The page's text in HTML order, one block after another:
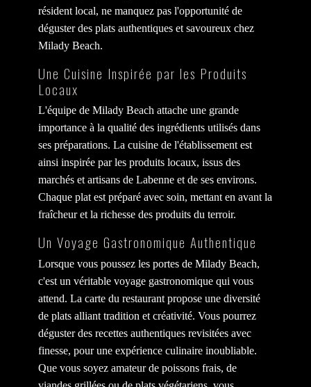
résident local, ne manquez pas l'opportunité de
déguster des plats authentiques et savoureux chez
Milady Beach.
Une Cuisine Inspirée par les Produits
Locaux
L'équipe de Milady Beach attache une grande
importance à la qualité des ingrédients utilisés dans
ses préparations. La cuisine de l'établissement est
ainsi inspirée par les produits locaux, issus des
marchés et artisans de Labenne et de ses environs.
Chaque plat est préparé avec soin, mettant en avant la
fraîcheur et la richesse des produits du terroir.
Un Voyage Gastronomique Authentique
Lorsque vous poussez les portes de Milady Beach,
c'est un véritable voyage gastronomique qui vous
attend. La carte du restaurant propose une diversité
de plats alliant tradition et créativité. Vous pourrez
déguster des recettes authentiques revisitées avec
finesse, pour une expérience culinaire inoubliable.
Que vous soyez amateur de poissons frais, de